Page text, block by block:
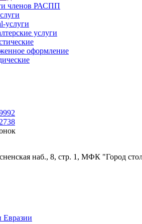
членов РАСПП
услуги
услуги
оформление
наб., 8, стр. 1, МФК "Город
Евразии